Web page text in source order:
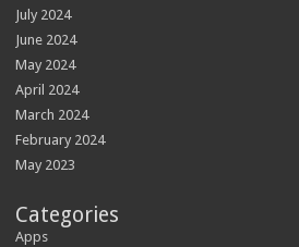
July 2024
June 2024
May 2024
April 2024
March 2024
February 2024
May 2023
Categories
Apps